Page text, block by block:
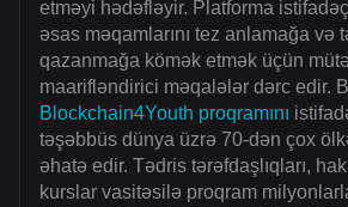
etməyi hədəfləyir. Platforma
əsas məqamlarını tez anlamağa və
qazanmağa kömək etmək üçün
maarifləndirici məqalələr dərc edir.
Blockchain4Youth proqramını
təşəbbüs dünya üzrə 70-dən çox
əhatə edir. Tədris tərəfdaşlıqları,
kurslar vasitəsilə proqram